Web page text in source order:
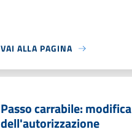
VAI ALLA PAGINA
Passo carrabile: modifica
dell'autorizzazione